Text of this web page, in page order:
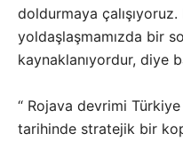
doldurmaya
yoldaşlaşmamızda bir
kaynaklanıyordur, diye
“ Rojava devrimi
tarihinde stratejik bir